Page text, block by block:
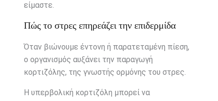
είμαστε.
Πώς το στρες επηρεάζει την επιδερμίδα
Όταν βιώνουμε έντονη ή παρατεταμένη πίεση,
ο οργανισμός αυξάνει την παραγωγή
κορτιζόλης, της γνωστής ορμόνης του στρες.
Η υπερβολική κορτιζόλη μπορεί να